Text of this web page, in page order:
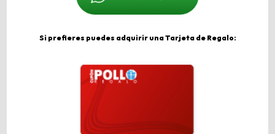
Si prefieres puedes adquirir una Tarjeta de Regalo: